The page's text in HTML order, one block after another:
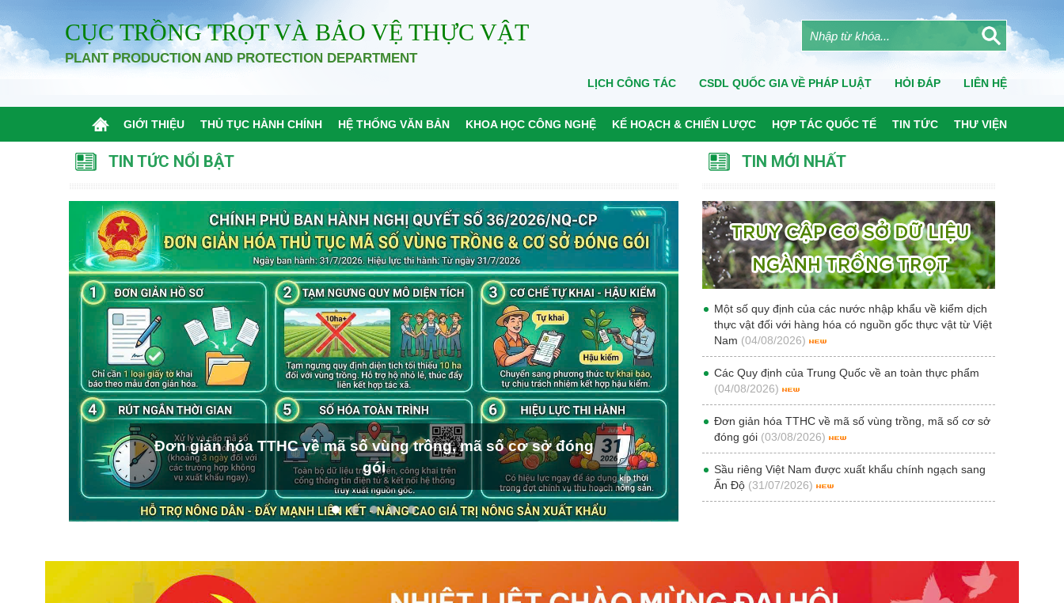
CỤC TRỒNG TRỌT VÀ BẢO VỆ THỰC VẬT
PLANT PRODUCTION AND PROTECTION DEPARTMENT
LỊCH CÔNG TÁC CSDL QUỐC GIA VỀ PHÁP LUẬT HỎI ĐÁP LIÊN HỆ
GIỚI THIỆU THỦ TỤC HÀNH CHÍNH HỆ THỐNG VĂN BẢN KHOA HỌC CÔNG NGHỆ KẾ HOẠCH & CHIẾN LƯỢC HỢP TÁC QUỐC TẾ TIN TỨC THƯ VIỆN
TIN TỨC NỔI BẬT
Đơn giản hóa TTHC về mã số vùng trồng, mã số cơ sở đóng
gói
TIN MỚI NHẤT
Một số quy định của các nước nhập khẩu về kiểm dịch
thực vật đối với hàng hóa có nguồn gốc thực vật từ Việt
Nam (04/08/2026)
Các Quy định của Trung Quốc về an toàn thực phẩm
(04/08/2026)
Đơn giản hóa TTHC về mã số vùng trồng, mã số cơ sở
đóng gói (03/08/2026)
Sầu riêng Việt Nam được xuất khẩu chính ngạch sang
Ấn Độ (31/07/2026)